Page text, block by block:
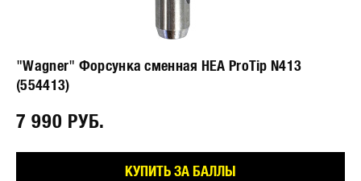
"Wagner" Форсунка сменная HEA ProTip N413
(554413)
7 990 РУБ.⠀
КУПИТЬ ЗА БАЛЛЫ